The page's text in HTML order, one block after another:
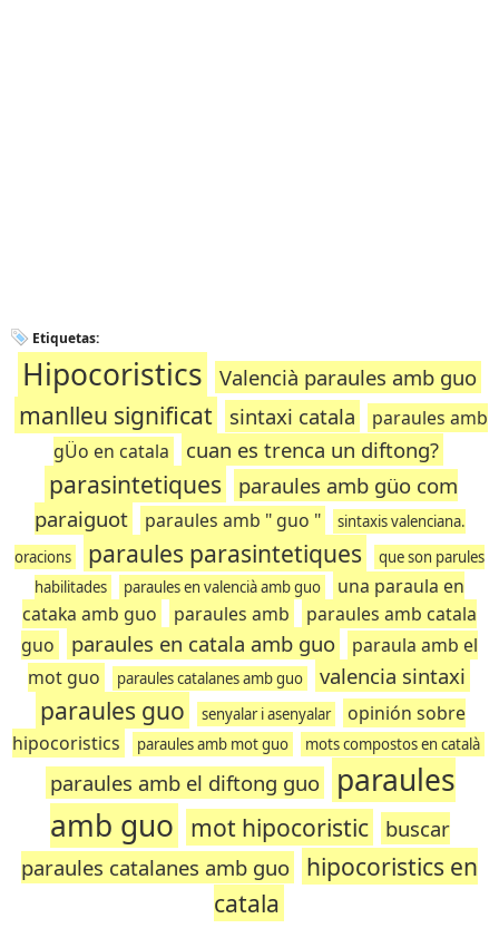
Etiquetas:
Hipocoristics Valencià paraules amb guo
manlleu significat sintaxi catala
paraules amb
gÜo en catala
cuan es trenca un diftong?
parasintetiques
paraules amb güo com
paraiguot
paraules amb " guo "
sintaxis valenciana.
oracions
paraules parasintetiques
que son parules
habilitades
paraules en valencià amb guo
una paraula en
cataka amb guo
paraules amb
paraules amb catala
guo
paraules en catala amb guo
paraula amb el
mot guo
paraules catalanes amb guo valencia sintaxi
paraules guo senyalar i asenyalar
opinión sobre
hipocoristics
paraules amb mot guo mots compostos en català
paraules amb el diftong guo
paraules
amb guo mot hipocoristic
buscar
paraules catalanes amb guo
hipocoristics en
catala